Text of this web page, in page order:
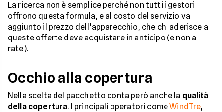
La ricerca non è semplice perché non tutti i gestori
offrono questa formula, e al costo del servizio va
aggiunto il prezzo dell’apparecchio, che chi aderisce a
queste offerte deve acquistare in anticipo (e non a
rate).
Occhio alla copertura
Nella scelta del pacchetto conta però anche la qualità
della copertura. I principali operatori comeWindTre,